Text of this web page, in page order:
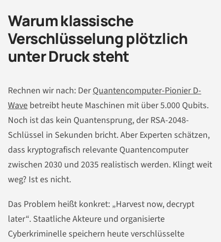
Warum klassische
Verschlüsselung plötzlich
unter Druck steht
Rechnen wir nach: DerQuantencomputer-Pionier D-
Wave betreibt heute Maschinen mit über 5.000 Qubits.
Noch ist das kein Quantensprung, der RSA-2048-
Schlüssel in Sekunden bricht. Aber Experten schätzen,
dass kryptografisch relevante Quantencomputer
zwischen 2030 und 2035 realistisch werden. Klingt weit
weg? Ist es nicht.
Das Problem heißt konkret: „Harvest now, decrypt
later“. Staatliche Akteure und organisierte
Cyberkriminelle speichern heute verschlüsselte